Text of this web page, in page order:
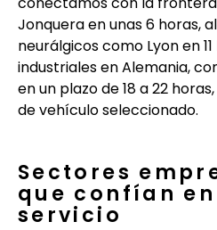
Jonquera en unas 6 horas,
neurálgicos como Lyon en
industriales en Alemania,
en un plazo de 18 a 22
de vehículo seleccionado.
Sectores
que confían
servicio